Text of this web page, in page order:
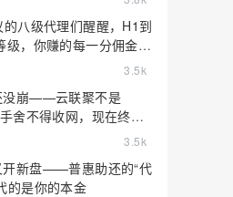
八级代理们醒醒，H1到
级，你赚的每一分佣金都
3.5k
没崩——云联聚不是
舍不得收网，现在终于
3.5k
开新盘——普惠助还的“代
的是你的本金